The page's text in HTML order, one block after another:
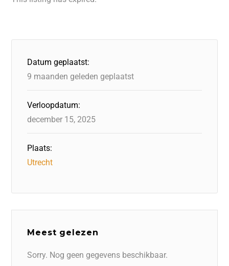
Datum geplaatst:
9 maanden geleden geplaatst
Verloopdatum:
december 15, 2025
Plaats:
Utrecht
Meest gelezen
Sorry. Nog geen gegevens beschikbaar.